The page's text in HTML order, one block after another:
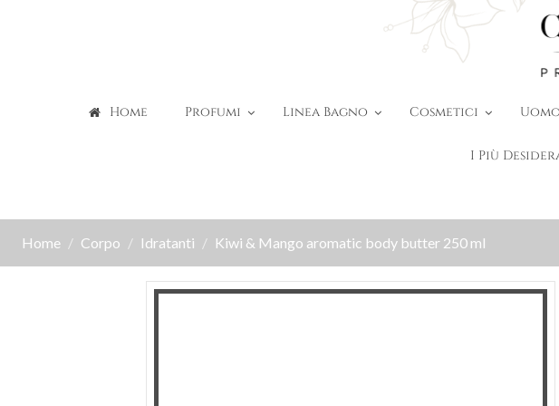
Home Profumi Linea Bagno Cosmetici Uomo
I Più
Home Corpo Idratanti Kiwi & Mango aromatic body butter 250 ml